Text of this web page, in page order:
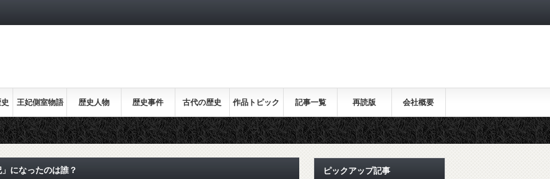
王妃側室物語 歴史人物 歴史事件 古代の歴史 作品トピック
ス
記事一覧 再読版 会社概要
になったのは誰？ ピックアップ記事